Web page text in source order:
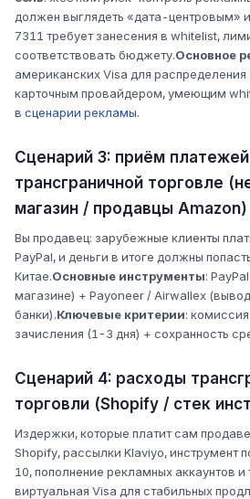
должен выглядеть «дата-центровым»
7311 требует занесения в whitelist,
соответствовать бюджету.Основное
американских Visa для
карточным провайдером, умеющим
в сценарии рекламы.
Сценарий 3: приём
трансграничной торговле
магазин / продавцы Amazon)
Вы продавец: зарубежные клиенты
PayPal, и деньги в итоге должны
Китае.Основные инструменты:
магазине) + Payoneer / Airwallex
банки).Ключевые критерии:
зачисления (1-3 дня) + сохранность
Сценарий 4: расходы
торговли (Shopify / стек
Издержки, которые платит сам
Shopify, рассылки Klaviyo, инструмент
10, пополнение рекламных аккаунтов и
виртуальная Visa для стабильных